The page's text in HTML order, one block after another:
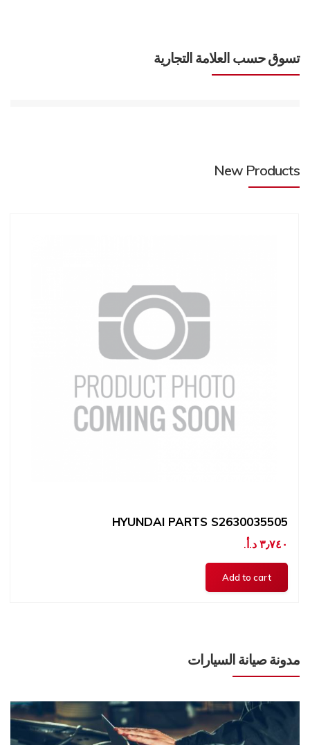
تسوق حسب العلامة التجارية
New Products
HYUNDAI PARTS S2630035505
٣٫٧٤٠ د.أ.‏
مدونة صيانة السيارات